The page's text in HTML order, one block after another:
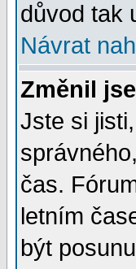
důvod tak
Návrat
Změnil
Jste si
čas.
letním
být